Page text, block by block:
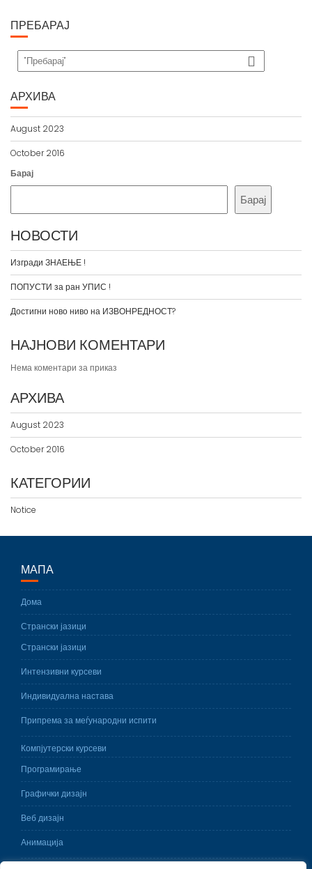
ПРЕБАРАЈ
АРХИВА
August 2023
October 2016
Барај
Барај
НОВОСТИ
Изгради ЗНАЕЊЕ !
ПОПУСТИ за ран УПИС !
Достигни ново ниво на ИЗВОНРЕДНОСТ?
НАЈНОВИ КОМЕНТАРИ
Нема коментари за приказ
АРХИВА
August 2023
October 2016
КАТЕГОРИИ
Notice
МАПА
Дома
Странски јазици
Странски јазици
Интензивни курсеви
Индивидуална настава
Припрема за меѓународни испити
Компјутерски курсеви
Програмирање
Графички дизајн
Веб дизајн
Анимација